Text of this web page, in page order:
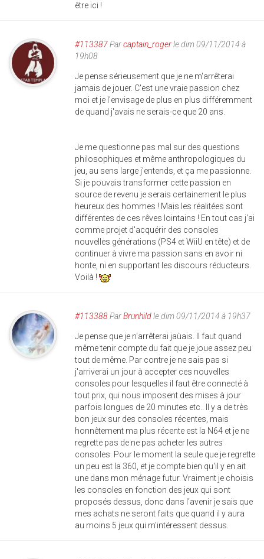
être ici !
#113387Parcaptain_rogerle dim 09/11/2014 à
19h08
Je pense sérieusement que je ne m'arrêterai
jamais de jouer. C'est une vraie passion chez
moi et je l'envisage de plus en plus différemment
de quand j'avais ne serais-ce que 20 ans.
Je me questionne pas mal sur des questions
philosophiques et même anthropologiques du
jeu, au sens large j'entends, et ça me passionne.
Si je pouvais transformer cette passion en
source de revenu je serais certainement le plus
heureux des hommes ! Mais les réalitées sont
différentes de ces rêves lointains ! En tout cas j'ai
comme projet d'acquérir des consoles
nouvelles générations (PS4 et WiiU en tête) et de
continuer à vivre ma passion sans en avoir ni
honte, ni en supportant les discours réducteurs.
Voilà !
#113388ParBrunhildle dim 09/11/2014 à 19h37
Je pense que je n'arrêterai jaùais. Il faut quand
même tenir compte du fait que je joue assez peu
tout de même. Par contre je ne sais pas si
j'arriverai un jour à accepter ces nouvelles
consoles pour lesquelles il faut être connecté à
tout prix, qui nous imposent des mises à jour
parfois longues de 20 minutes etc.. Il y a de très
bon jeux sur des consoles récentes, mais
honnêtement ma plus récente est la N64 et je ne
regrette pas de ne pas acheter les autres
consoles. Pour le moment la seule que je regrette
un peu est la 360, et je compte bien qu'il y en ait
une dans mon ménage futur. Vraiment je choisis
les consoles en fonction des jeux qui sont
proposés dessus, donc dans l'avenir je sais que
mes achats ne seront faits que quand il y aura
au moins 5 jeux qui m'intéressent dessus.